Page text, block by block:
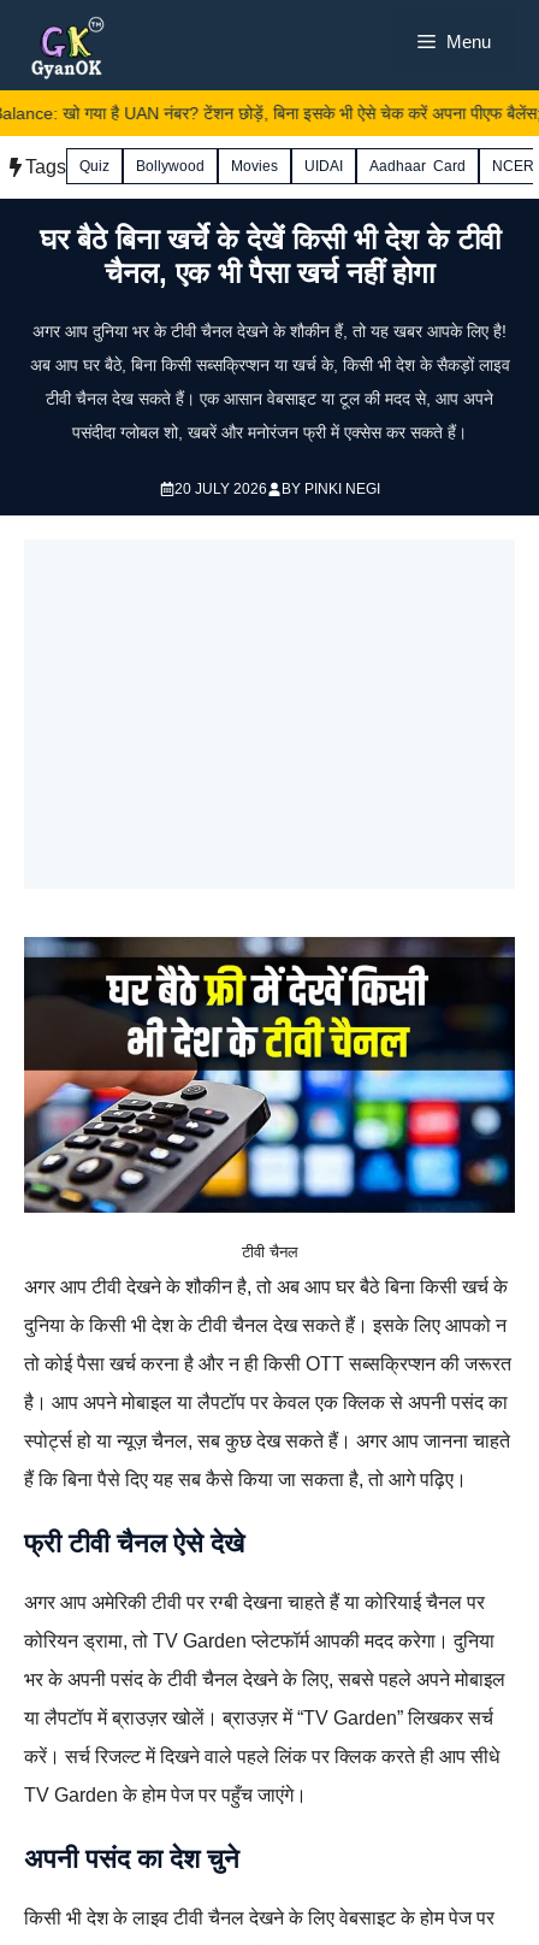
content
Menu
खो गया है UAN नंबर? टेंशन छोड़ें, बिना इसके भी ऐसे चेक करें अपना पीएफ बैलेंस;
Tags Quiz Bollywood Movies UIDAI Aadhaar Card
घर बैठे बिना खर्चे के देखें किसी भी देश के टीवी
चैनल, एक भी पैसा खर्च नहीं होगा
अगर आप दुनिया भर के टीवी चैनल देखने के शौकीन हैं, तो यह खबर आपके लिए है!
अब आप घर बैठे, बिना किसी सब्सक्रिप्शन या खर्च के, किसी भी देश के सैकड़ों लाइव
टीवी चैनल देख सकते हैं। एक आसान वेबसाइट या टूल की मदद से, आप अपने
पसंदीदा ग्लोबल शो, खबरें और मनोरंजन फ्री में एक्सेस कर सकते हैं।
20 JULY 2026 BY PINKI NEGI
टीवी चैनल
अगर आप टीवी देखने के शौकीन है, तो अब आप घर बैठे बिना किसी खर्च के
दुनिया के किसी भी देश के टीवी चैनल देख सकते हैं। इसके लिए आपको न
तो कोई पैसा खर्च करना है और न ही किसी OTT सब्सक्रिप्शन की जरूरत
है। आप अपने मोबाइल या लैपटॉप पर केवल एक क्लिक से अपनी पसंद का
स्पोर्ट्स हो या न्यूज़ चैनल, सब कुछ देख सकते हैं। अगर आप जानना चाहते
हैं कि बिना पैसे दिए यह सब कैसे किया जा सकता है, तो आगे पढ़िए।
फ्री टीवी चैनल ऐसे देखे
अगर आप अमेरिकी टीवी पर रग्बी देखना चाहते हैं या कोरियाई चैनल पर
कोरियन ड्रामा, तो TV Garden प्लेटफॉर्म आपकी मदद करेगा। दुनिया
भर के अपनी पसंद के टीवी चैनल देखने के लिए, सबसे पहले अपने मोबाइल
या लैपटॉप में ब्राउज़र खोलें। ब्राउज़र में “TV Garden” लिखकर सर्च
करें। सर्च रिजल्ट में दिखने वाले पहले लिंक पर क्लिक करते ही आप सीधे
TV Garden के होम पेज पर पहुँच जाएंगे।
अपनी पसंद का देश चुने
किसी भी देश के लाइव टीवी चैनल देखने के लिए वेबसाइट के होम पेज पर